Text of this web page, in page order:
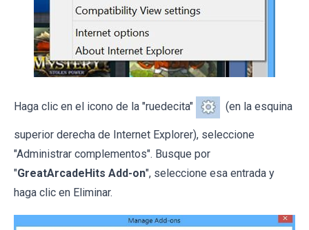
Haga clic en el icono de la "ruedecita" (en la esquina
superior derecha de Internet Explorer), seleccione
"Administrar complementos". Busque por
"GreatArcadeHits Add-on", seleccione esa entrada y
haga clic en Eliminar.